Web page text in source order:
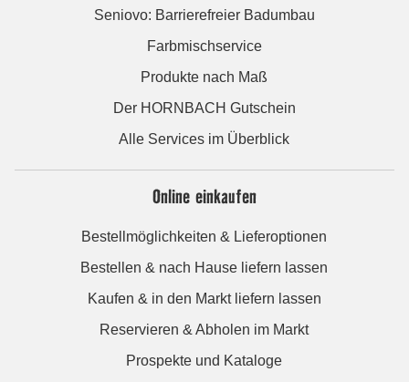
Seniovo: Barrierefreier Badumbau
Farbmischservice
Produkte nach Maß
Der HORNBACH Gutschein
Alle Services im Überblick
Online einkaufen
Bestellmöglichkeiten & Lieferoptionen
Bestellen & nach Hause liefern lassen
Kaufen & in den Markt liefern lassen
Reservieren & Abholen im Markt
Prospekte und Kataloge